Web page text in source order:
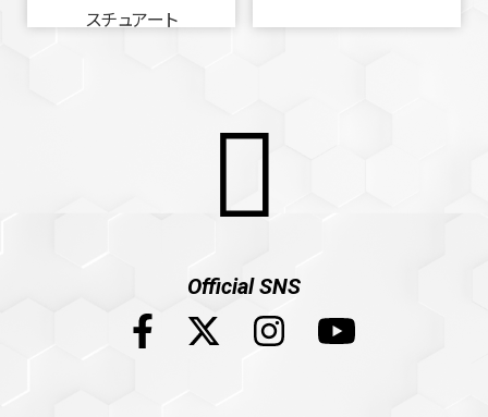
スチュアート
Official SNS